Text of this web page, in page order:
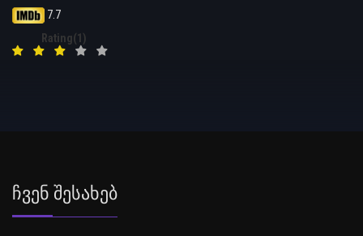
7.7
Rating(1)
Ჩვენ Შესახებ